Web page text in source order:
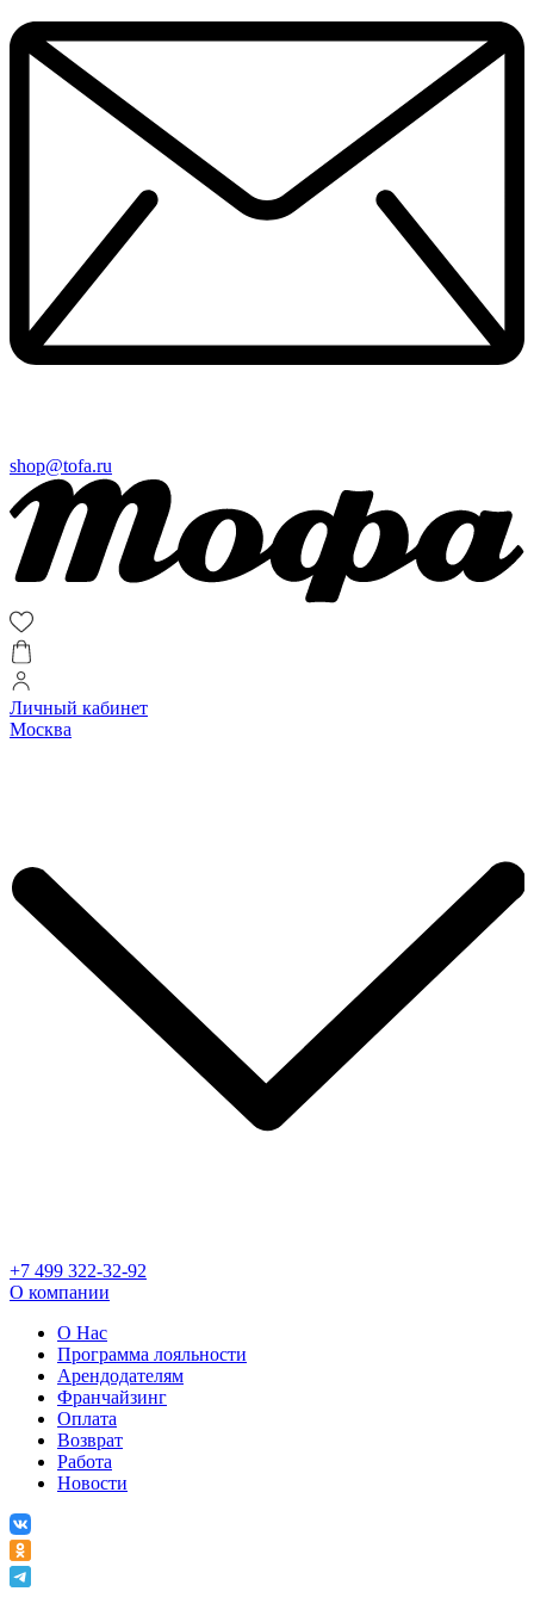
shop@tofa.ru
Личный кабинет
Москва
+7 499 322-32-92
О компании
О Нас
Программа лояльности
Арендодателям
Франчайзинг
Оплата
Возврат
Работа
Новости